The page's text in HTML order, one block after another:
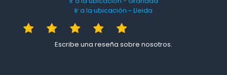
Ir a la ubicación - Lleida
Escribe una reseña sobre nosotros.